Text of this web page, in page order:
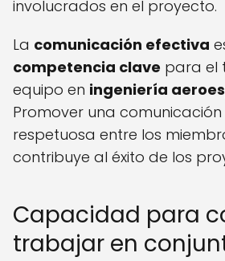
involucrados en el proyecto.
La comunicación efectiva
competencia clave para el
equipo en ingeniería
Promover una
respetuosa entre los
contribuye al éxito de los
Capacidad para
trabajar en